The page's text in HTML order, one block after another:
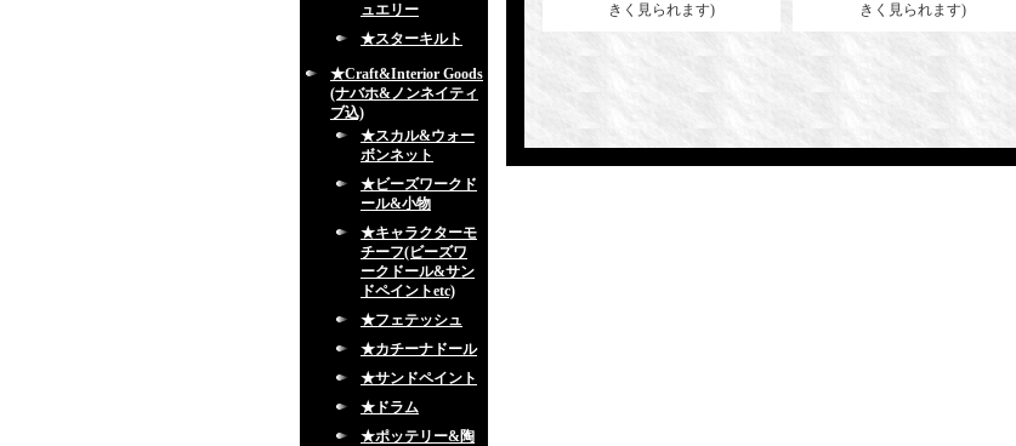
ュエリー
★スターキルト
★Craft&Interior Goods
(ナバホ&ノンネイティ
ブ込)
★スカル&ウォー
ボンネット
★ビーズワークド
ール&小物
★キャラクターモ
チーフ(ビーズワ
ークドール&サン
ドペイントetc)
★フェテッシュ
★カチーナドール
★サンドペイント
★ドラム
★ポッテリー&陶
きく見られます)
きく見られます)